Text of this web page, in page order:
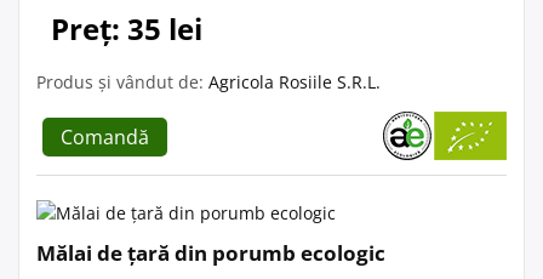
Preț: 35 lei
Produs și vândut de: Agricola Rosiile S.R.L.
Comandă
Mălai de țară din porumb ecologic